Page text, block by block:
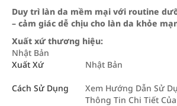
Duy trì làn da mềm mại với routine
– cảm giác dễ chịu cho làn da khỏe
Xuất xứ thương hiệu:
Nhật Bản
Xuất Xứ
Nhật Bản
Cách Sử Dụng
Xem Hướng Dẫn Sử
Thông Tin Chi Tiết